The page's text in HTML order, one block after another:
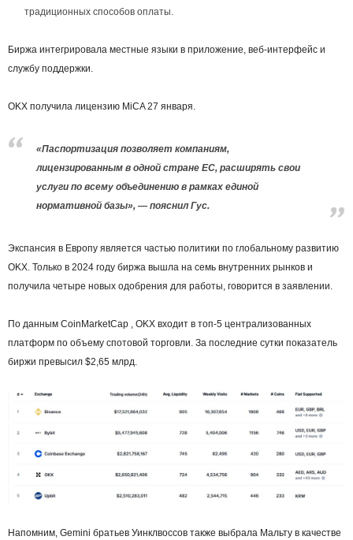
традиционных способов оплаты.
Биржа интегрировала местные языки в приложение, веб-интерфейс и
службу поддержки.
OKX получила лицензию MiCA 27 января.
«Паспортизация позволяет компаниям,
лицензированным в одной стране ЕС, расширять свои
услуги по всему объединению в рамках единой
нормативной базы», — пояснил Гус.
Экспансия в Европу является частью политики по глобальному развитию
OKX. Только в 2024 году биржа вышла на семь внутренних рынков и
получила четыре новых одобрения для работы, говорится в заявлении.
По данным CoinMarketCap , OKX входит в топ-5 централизованных
платформ по объему спотовой торговли. За последние сутки показатель
биржи превысил $2,65 млрд.
Напомним, Gemini братьев Уинклвоссов также выбрала Мальту в качестве